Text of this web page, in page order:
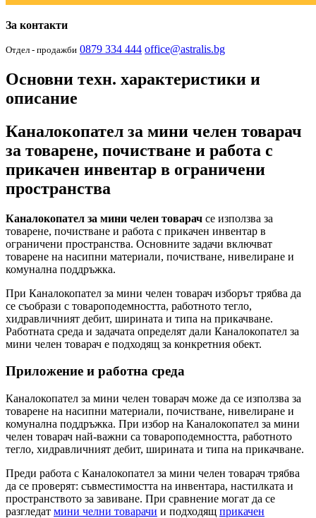
За контакти
Отдел - продажби 0879 334 444 office@astralis.bg
Основни техн. характеристики и
описание
Каналокопател за мини челен товарач
за товарене, почистване и работа с
прикачен инвентар в ограничени
пространства
Каналокопател за мини челен товарач се използва за
товарене, почистване и работа с прикачен инвентар в
ограничени пространства. Основните задачи включват
товарене на насипни материали, почистване, нивелиране и
комунална поддръжка.
При Каналокопател за мини челен товарач изборът трябва да
се съобрази с товароподемността, работното тегло,
хидравличният дебит, ширината и типа на прикачване.
Работната среда и задачата определят дали Каналокопател за
мини челен товарач е подходящ за конкретния обект.
Приложение и работна среда
Каналокопател за мини челен товарач може да се използва за
товарене на насипни материали, почистване, нивелиране и
комунална поддръжка. При избор на Каналокопател за мини
челен товарач най-важни са товароподемността, работното
тегло, хидравличният дебит, ширината и типа на прикачване.
Преди работа с Каналокопател за мини челен товарач трябва
да се проверят: съвместимостта на инвентара, настилката и
пространството за завиване. При сравнение могат да се
разгледат мини челни товарачи и подходящ прикачен